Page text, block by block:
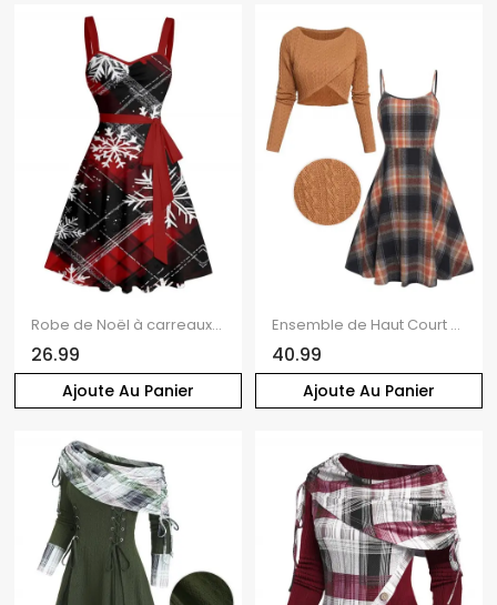
Ajoute Au Panier
Robe de Noël à carreaux, imprimé flocon de neige, mini-robe froncée avec ceinture
26.99
Ajoute Au Panier
Ensemble de Haut Court Vintage Croisé en Tricot à Câble et de Mini Robe à Carreaux à Taille Haute Deux Pièces
40.99